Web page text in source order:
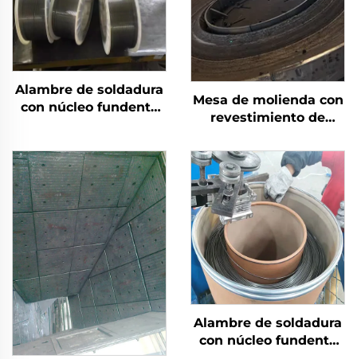
Alambre de soldadura
con núcleo fundente
Mesa de molienda con
revestimiento de
de cromo
Alambre de soldadura
con núcleo fundente